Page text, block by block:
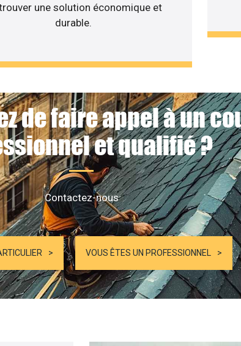
une solution économique et
durable.
de faire appel à un
et qualifié ?
Contactez-nous
VOUS ÊTES UN PROFESSIONNEL